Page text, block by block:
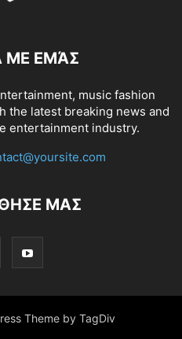
ΜΕ ΕΜΆΣ
music fashion
the latest breaking news and
entertainment industry.
ΜΑΣ
Theme by TagDiv